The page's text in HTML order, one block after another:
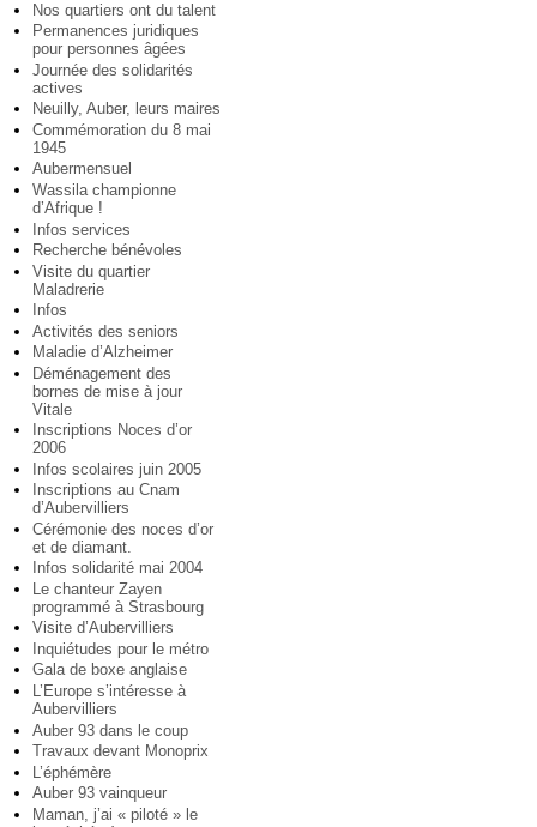
Nos quartiers ont du talent
Permanences juridiques
pour personnes âgées
Journée des solidarités
actives
Neuilly, Auber, leurs maires
Commémoration du 8 mai
1945
Aubermensuel
Wassila championne
d’Afrique !
Infos services
Recherche bénévoles
Visite du quartier
Maladrerie
Infos
Activités des seniors
Maladie d’Alzheimer
Déménagement des
bornes de mise à jour
Vitale
Inscriptions Noces d’or
2006
Infos scolaires juin 2005
Inscriptions au Cnam
d’Aubervilliers
Cérémonie des noces d’or
et de diamant.
Infos solidarité mai 2004
Le chanteur Zayen
programmé à Strasbourg
Visite d’Aubervilliers
Inquiétudes pour le métro
Gala de boxe anglaise
L’Europe s’intéresse à
Aubervilliers
Auber 93 dans le coup
Travaux devant Monoprix
L’éphémère
Auber 93 vainqueur
Maman, j’ai « piloté » le